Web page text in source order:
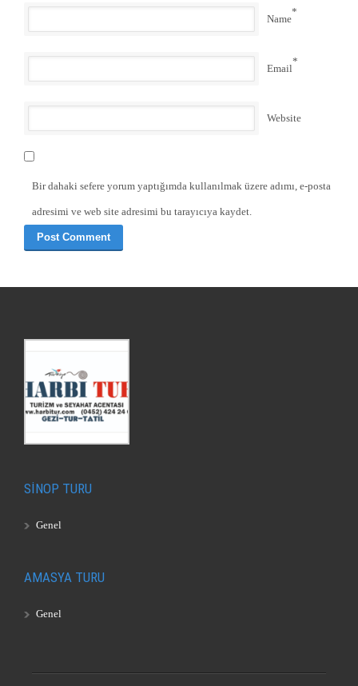
Name
*
Email
*
Website
Bir dahaki sefere yorum yaptığımda kullanılmak üzere adımı, e-posta
adresimi ve web site adresimi bu tarayıcıya kaydet.
SİNOP TURU
Genel
AMASYA TURU
Genel